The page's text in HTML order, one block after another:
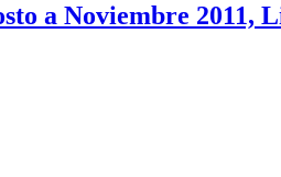
a Noviembre 2011,